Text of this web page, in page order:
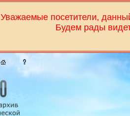
Уважаемые посетители,
Будем рады